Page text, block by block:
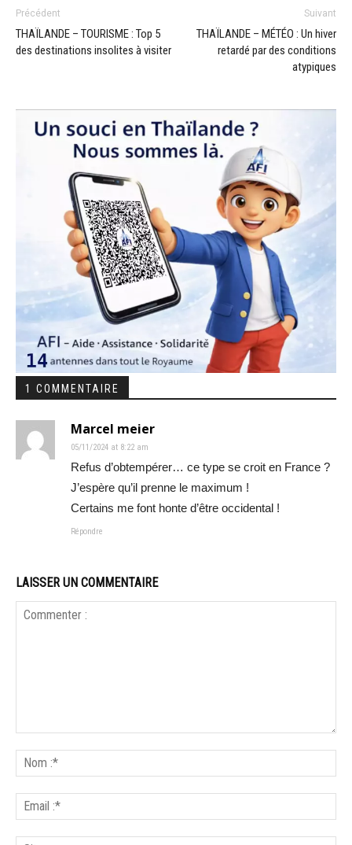
Précédent
THAÏLANDE – TOURISME : Top 5
des destinations insolites à visiter
Suivant
THAÏLANDE – MÉTÉO : Un hiver
retardé par des conditions
atypiques
1 COMMENTAIRE
Marcel meier
05/11/2024 at 8:22 am
Refus d’obtempérer… ce type se croit en France ?
J’espère qu’il prenne le maximum !
Certains me font honte d’être occidental !
Répondre
LAISSER UN COMMENTAIRE